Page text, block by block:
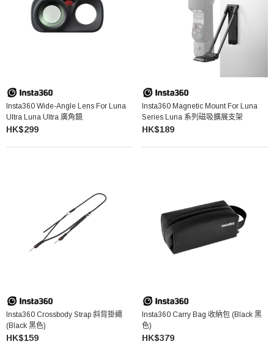
Insta360 Wide-Angle Lens For Luna
Ultra Luna Ultra 廣角鏡
HK$299
Insta360 Magnetic Mount For Luna
Series Luna 系列磁吸擴展支架
HK$189
Insta360 Crossbody Strap 斜背掛繩
(Black 黑色)
HK$159
Insta360 Carry Bag 收納包 (Black 黑
色)
HK$379